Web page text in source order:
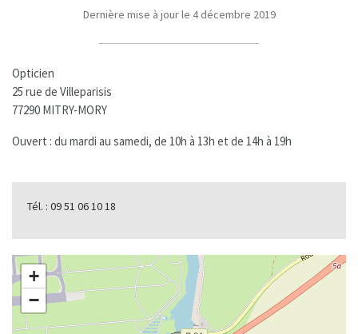
Dernière mise à jour le 4 décembre 2019
Opticien
25 rue de Villeparisis
77290 MITRY-MORY
Ouvert : du mardi au samedi, de 10h à 13h et de 14h à 19h
Tél. : 09 51 06 10 18
+
−